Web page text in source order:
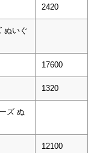
2420
ぬいぐ
17600
1320
ズ ぬ
12100